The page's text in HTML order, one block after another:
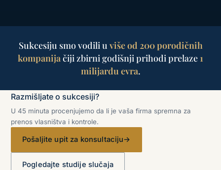
Sukcesiju smo vodili u više od 200 porodičnih
kompanija čiji zbirni godišnji prihodi prelaze 1
milijardu evra.
Razmišljate o sukcesiji?
U 45 minuta procenjujemo da li je vaša firma spremna za
prenos vlasništva i kontrole.
Pošaljite upit za konsultaciju→
Pogledajte studije slučaja